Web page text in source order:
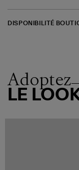
DISPONIBILITÉ
Adoptez
LE